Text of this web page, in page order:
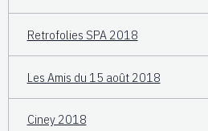
Retrofolies SPA 2018
Les Amis du 15 août 2018
Ciney 2018